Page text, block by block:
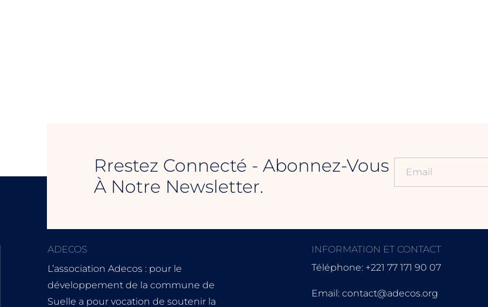
Rrestez Connecté - Abonnez-Vous
À Notre Newsletter.
ADECOS
L’association Adecos : pour le
développement de la commune de
Suelle a pour vocation de soutenir la
INFORMATION ET CONTACT
Téléphone: +221 77 171 90 07
Email: contact@adecos.org